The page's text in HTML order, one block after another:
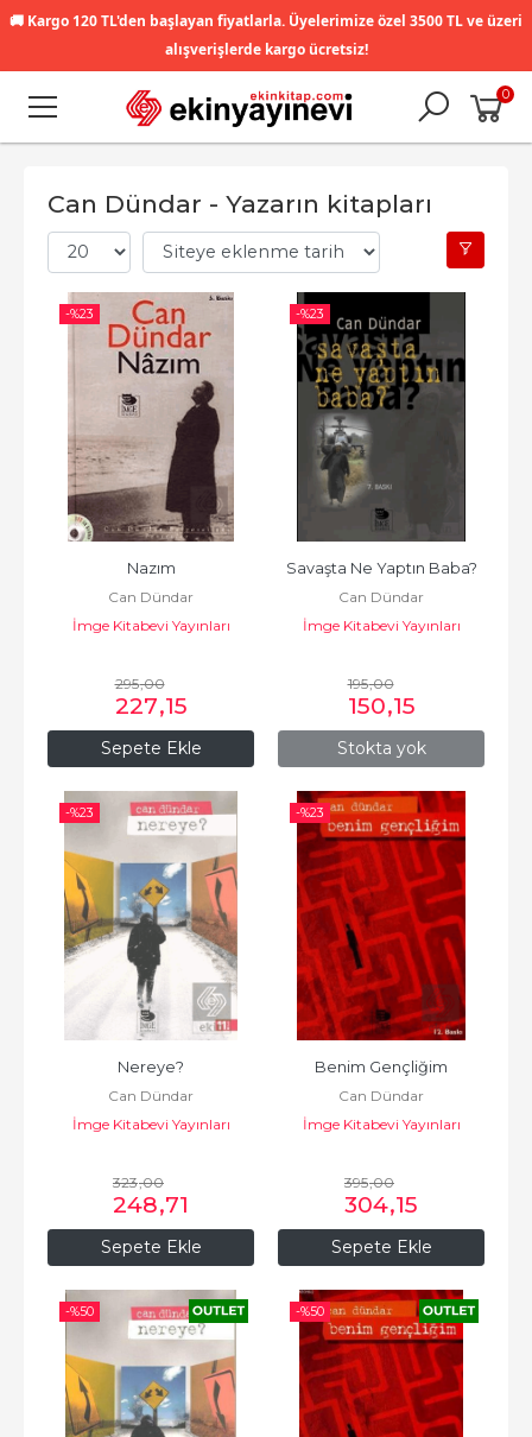
🚚 Kargo 120 TL'den başlayan fiyatlarla. Üyelerimize özel 3500 TL ve üzeri
alışverişlerde kargo ücretsiz!
0
Can Dündar - Yazarın kitapları
-%23
Sepete Ekle
Nazım
Can Dündar
İmge Kitabevi Yayınları
295,00
227,15
-%23
Stokta yok
Savaşta Ne Yaptın Baba?
Can Dündar
İmge Kitabevi Yayınları
195,00
150,15
-%23
Sepete Ekle
Nereye?
Can Dündar
İmge Kitabevi Yayınları
323,00
248,71
-%23
Sepete Ekle
Benim Gençliğim
Can Dündar
İmge Kitabevi Yayınları
395,00
304,15
-%50 -%50